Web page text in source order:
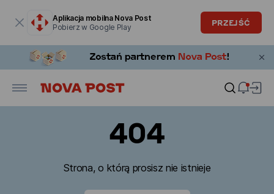
Aplikacja mobilna Nova Post
Pobierz w Google Play
PRZEJŚĆ
404
Strona, o którą prosisz nie istnieje